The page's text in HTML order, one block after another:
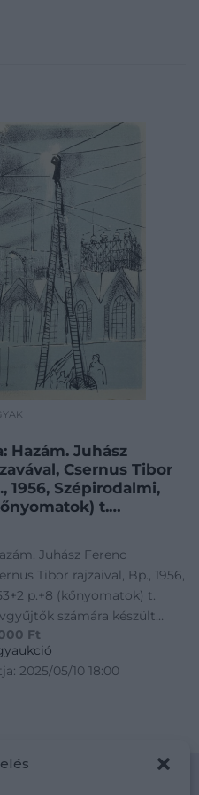
Hazám. Juhász
Csernus Tibor
1956, Szépirodalmi,
t.
kötés, sérült
(1982./2000)
Juhász Ferenc
Tibor rajzaival, Bp., 1956,
p.+8 (kőnyomatok) t.
számára készült
aranyozott félbőr-
Számozott
Ft
2025/05/10 18:00